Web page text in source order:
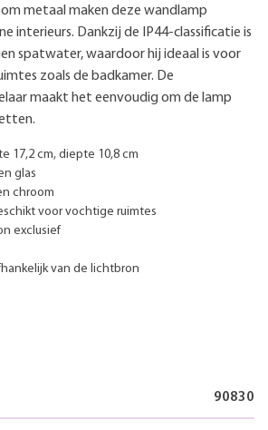
metaal maken deze wandlamp
interieurs. Dankzij de IP44-classificatie is
spatwater, waardoor hij ideaal is voor
zoals de badkamer. De
maakt het eenvoudig om de lamp
17,2 cm, diepte 10,8 cm
glas
chroom
voor vochtige ruimtes
exclusief
van de lichtbron
90830